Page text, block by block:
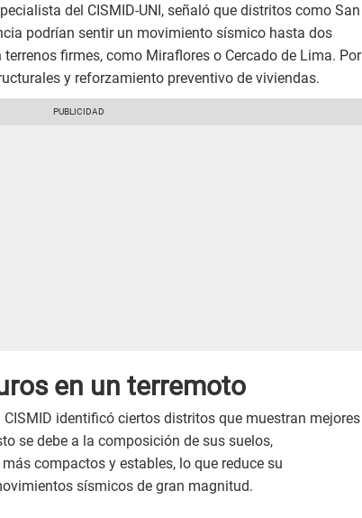
del CISMID-UNI, señaló que distritos como San
podrían sentir un movimiento sísmico hasta dos
firmes, como Miraflores o Cercado de Lima. Por
y reforzamiento preventivo de viviendas.
en un terremoto
CISMID identificó ciertos distritos que muestran mejores
se debe a la composición de sus suelos,
compactos y estables, lo que reduce su
sísmicos de gran magnitud.